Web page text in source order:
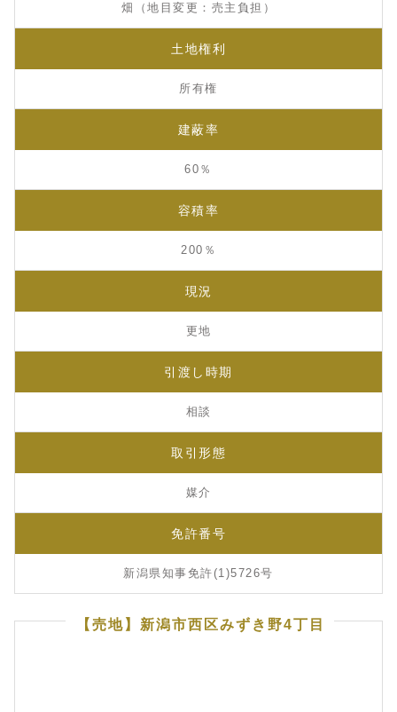
畑（地目変更：売主負担）
土地権利
所有権
建蔽率
60％
容積率
200％
現況
更地
引渡し時期
相談
取引形態
媒介
免許番号
新潟県知事免許(1)5726号
【売地】新潟市西区みずき野4丁目